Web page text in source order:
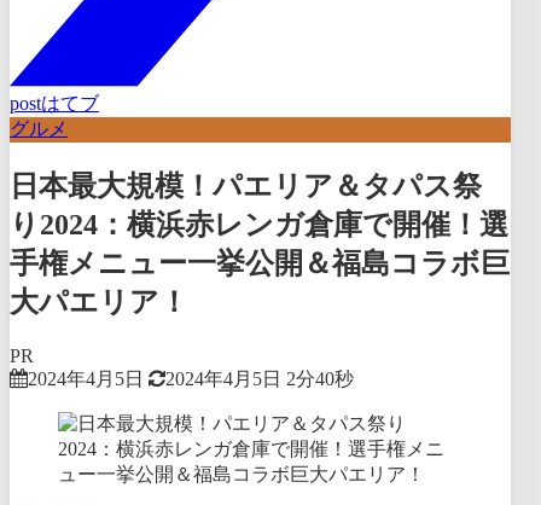
postはてブ
グルメ
日本最大規模！パエリア＆タパス祭
り2024：横浜赤レンガ倉庫で開催！選
手権メニュー一挙公開＆福島コラボ巨
大パエリア！
PR
2024年4月5日
2024年4月5日 2分40秒